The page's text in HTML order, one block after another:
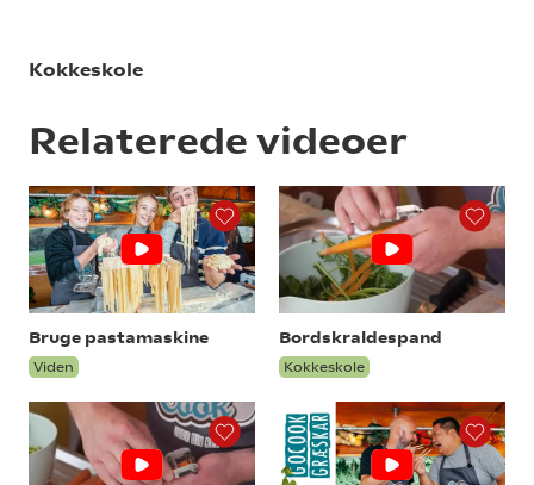
Kokkeskole
Relaterede videoer
Bruge pastamaskine
Viden
Bordskraldespand
Kokkeskole